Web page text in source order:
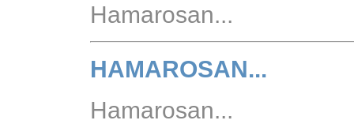
Hamarosan...
HAMAROSAN...
Hamarosan...